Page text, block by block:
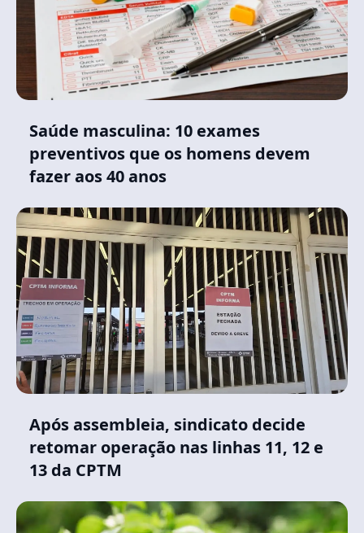
Saúde masculina: 10 exames
preventivos que os homens devem
fazer aos 40 anos
Após assembleia, sindicato decide
retomar operação nas linhas 11, 12 e
13 da CPTM